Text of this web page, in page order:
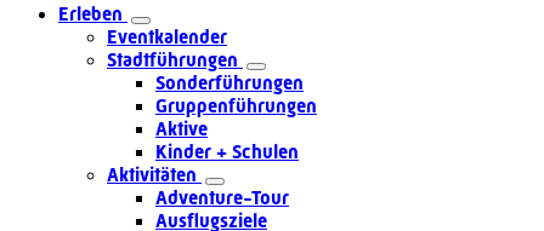
Erleben
Eventkalender
Stadtführungen
Sonderführungen
Gruppenführungen
Aktive
Kinder + Schulen
Aktivitäten
Adventure-Tour
Ausflugsziele